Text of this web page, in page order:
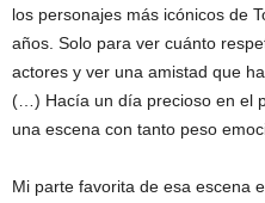
los personajes más icónicos de
años. Solo para ver cuánto
actores y ver una amistad que
(…) Hacía un día precioso en el
una escena con tanto peso
Mi parte favorita de esa escena